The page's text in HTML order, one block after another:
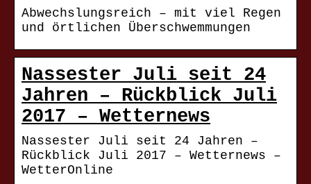
Abwechslungsreich – mit viel Regen
und örtlichen Überschwemmungen
Nassester Juli seit 24
Jahren – Rückblick Juli
2017 – Wetternews
Nassester Juli seit 24 Jahren –
Rückblick Juli 2017 – Wetternews –
WetterOnline